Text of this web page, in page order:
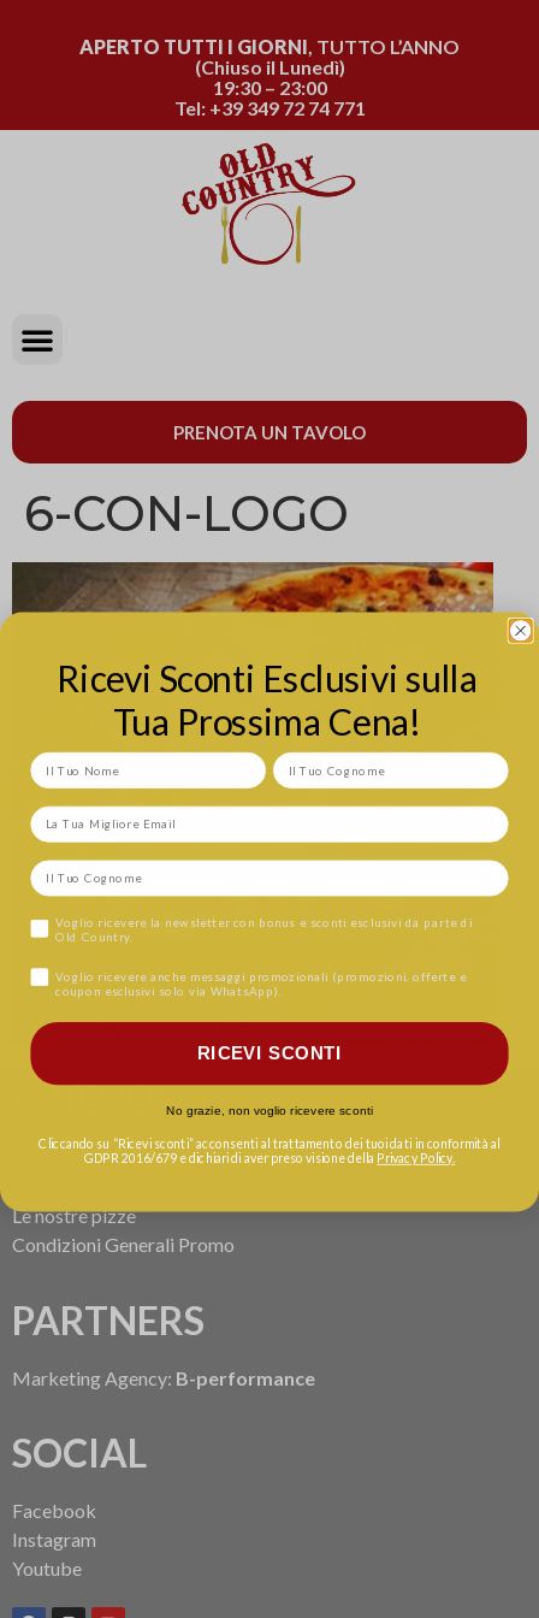
APERTO TUTTI I GIORNI, TUTTO L’ANNO
(Chiuso il Lunedì)
19:30 – 23:00
Tel: +39 349 72 74 771
PRENOTA UN TAVOLO
6-CON-LOGO
AZIENDA
Le nostre pizze
Condizioni Generali Promo
PARTNERS
Marketing Agency: B-performance
SOCIAL
Facebook
Instagram
Youtube
Ricevi Sconti Esclusivi sulla
Tua Prossima Cena!
Voglio ricevere la newsletter con bonus e sconti esclusivi da parte di
Old Country.
Casella di controllo opt-in per WhatsApp e messaggistica di testo
Voglio ricevere anche messaggi promozionali (promozioni, offerte e
coupon esclusivi solo via WhatsApp).
RICEVI SCONTI
No grazie, non voglio ricevere sconti
Cliccando su “Ricevi sconti” acconsenti al trattamento dei tuoi dati in conformità al
GDPR 2016/679 e dichiari di aver preso visione della Privacy Policy.